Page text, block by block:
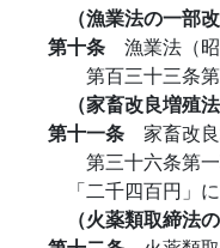
（漁業法の一部改
第十条 漁業法（
第百三十三条
（家畜改良増殖
第十一条 家畜改
第三十六条第
「二千四百円」
（火薬類取締法